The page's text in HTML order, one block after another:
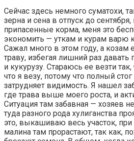
Сейчас здесь немного суматохи,
зерна и сена в отпуск до сентября,
припасенные корма, меня это
экономить — уткам и курам варю
Сажал много в этом году, а
траву, избегая лишний раз давать
и кукурузу. Стараюсь ее везти
что я везу, потому что полный
затрудняет видимость. Я нашел
где трава выше моего роста, и
Ситуация там забавная — хозяев
туда разного рода хулиганства
это, выкашиваю весь участок,
малина там прорастают, так как,